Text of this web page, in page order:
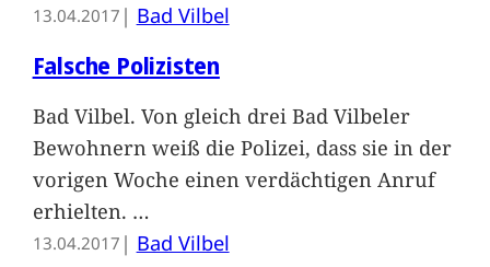
13.04.2017 | Bad Vilbel
Falsche Polizisten
Bad Vilbel. Von gleich drei Bad Vilbeler
Bewohnern weiß die Polizei, dass sie in der
vorigen Woche einen verdächtigen Anruf
erhielten. …
13.04.2017 | Bad Vilbel